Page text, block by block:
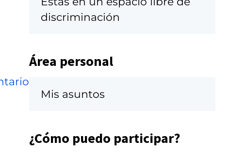
discriminación
Área personal
Mis asuntos
¿Cómo puedo participar?